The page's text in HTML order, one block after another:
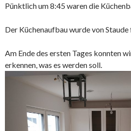
Pünktlich um 8:45 waren die
Der Küchenaufbau wurde von Staude
Am Ende des ersten Tages konnten
erkennen, was es werden soll.